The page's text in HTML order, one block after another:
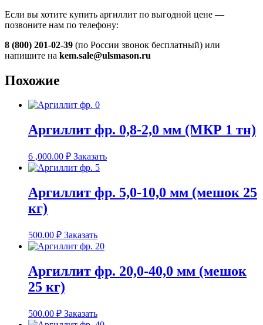
Если вы хотите купить аргиллит по выгодной цене —
позвоните нам по телефону:
8 (800) 201-02-39 (по России звонок бесплатный) или
напишите на kem.sale@ulsmason.ru
Похожие
Аргиллит фр. 0,8-2,0 мм (МКР 1 тн)
6 ,000.00 ₽ Заказать
Аргиллит фр. 5,0-10,0 мм (мешок 25
кг)
500.00 ₽ Заказать
Аргиллит фр. 20,0-40,0 мм (мешок
25 кг)
500.00 ₽ Заказать